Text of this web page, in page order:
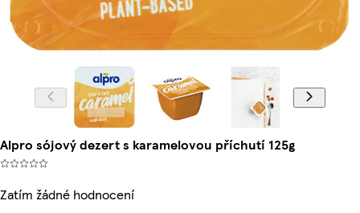
Alpro sójový dezert s karamelovou příchutí 125g
Zatím žádné hodnocení